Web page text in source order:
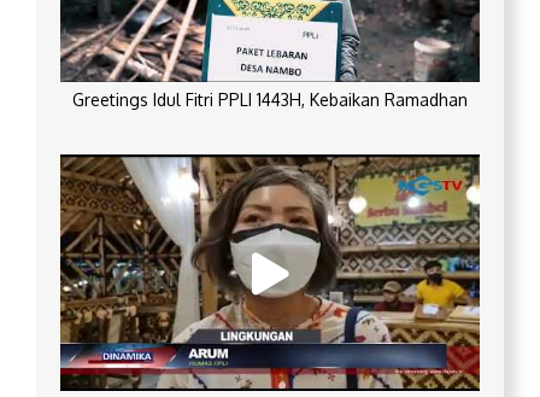
Greetings Idul Fitri PPLI 1443H, Kebaikan Ramadhan